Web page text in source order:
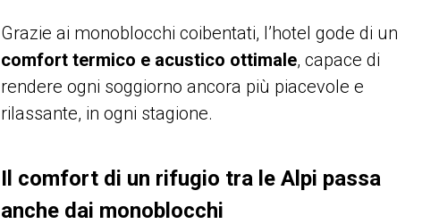
Grazie ai monoblocchi coibentati, l’hotel gode di un
comfort termico e acustico ottimale, capace di
rendere ogni soggiorno ancora più piacevole e
rilassante, in ogni stagione.
Il comfort di un rifugio tra le Alpi passa
anche dai monoblocchi